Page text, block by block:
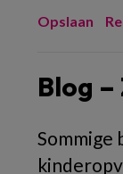
Opslaan
Blog
Sommige